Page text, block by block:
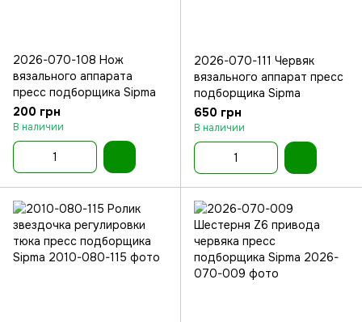
2026-070-108 Нож
вязального аппарата
пресс подборщика Sipma
200 грн
В наличии
2026-070-111 Червяк
вязального аппарат пресс
подборщика Sipma
650 грн
В наличии